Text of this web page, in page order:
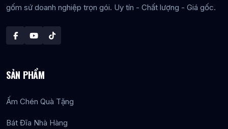
gốm sứ doanh nghiệp trọn gói. Uy tín - Chất lượng - Giá gốc.
SẢN PHẨM
Ấm Chén Quà Tặng
Bát Đĩa Nhà Hàng